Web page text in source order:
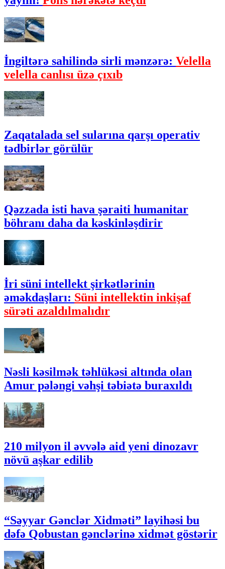
İngiltərə sahilində sirli mənzərə: Velella
velella canlısı üzə çıxıb
Zaqatalada sel sularına qarşı operativ
tədbirlər görülür
Qəzzada isti hava şəraiti humanitar
böhranı daha da kəskinləşdirir
İri süni intellekt şirkətlərinin
əməkdaşları: Süni intellektin inkişaf
sürəti azaldılmalıdır
Nəsli kəsilmək təhlükəsi altında olan
Amur pələngi vəhşi təbiətə buraxıldı
210 milyon il əvvələ aid yeni dinozavr
növü aşkar edilib
“Səyyar Gənclər Xidməti” layihəsi bu
dəfə Qobustan gənclərinə xidmət göstərir